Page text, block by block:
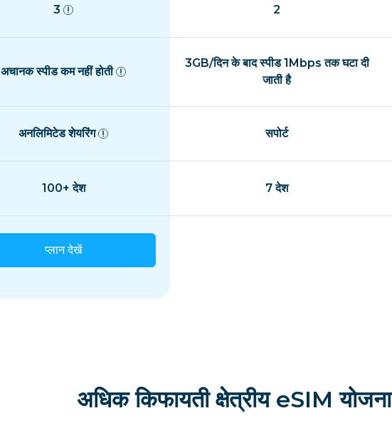
3 2
अचानक स्पीड कम नहीं होती
3GB/दिन के बाद स्पीड 1Mbps तक घटा दी
जाती है
अनलिमिटेड शेयरिंग सपोर्ट
100+ देश 7 देश
प्लान देखें
अधिक किफायती क्षेत्रीय eSIM योजना